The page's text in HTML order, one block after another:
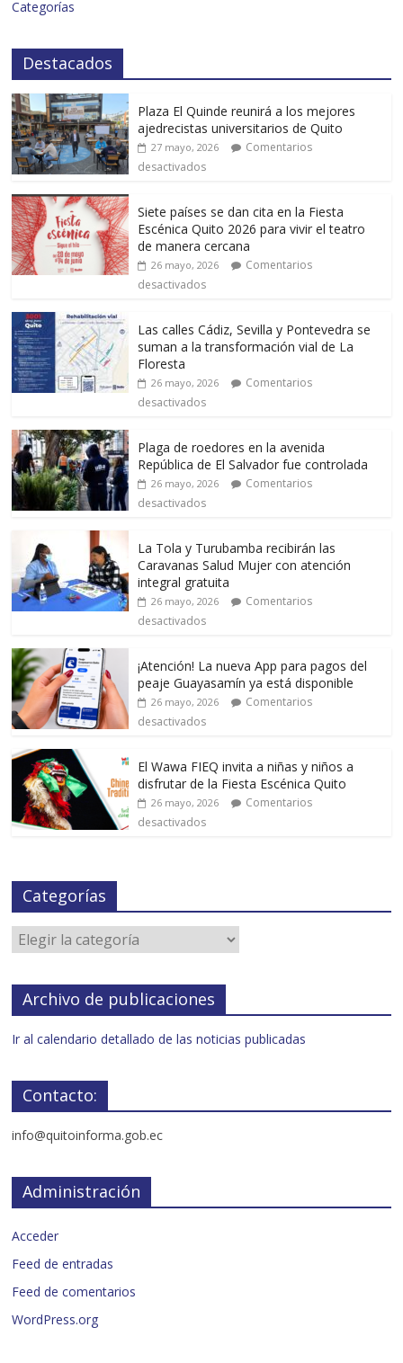
Categorías
Destacados
Plaza El Quinde reunirá a los mejores
ajedrecistas universitarios de Quito
27 mayo, 2026
Comentarios
desactivados
Siete países se dan cita en la Fiesta
Escénica Quito 2026 para vivir el teatro
de manera cercana
26 mayo, 2026
Comentarios
desactivados
Las calles Cádiz, Sevilla y Pontevedra se
suman a la transformación vial de La
Floresta
26 mayo, 2026
Comentarios
desactivados
Plaga de roedores en la avenida
República de El Salvador fue controlada
26 mayo, 2026
Comentarios
desactivados
La Tola y Turubamba recibirán las
Caravanas Salud Mujer con atención
integral gratuita
26 mayo, 2026
Comentarios
desactivados
¡Atención! La nueva App para pagos del
peaje Guayasamín ya está disponible
26 mayo, 2026
Comentarios
desactivados
El Wawa FIEQ invita a niñas y niños a
disfrutar de la Fiesta Escénica Quito
26 mayo, 2026
Comentarios
desactivados
Categorías
Archivo de publicaciones
Ir al calendario detallado de las noticias publicadas
Contacto:
info@quitoinforma.gob.ec
Administración
Acceder
Feed de entradas
Feed de comentarios
WordPress.org